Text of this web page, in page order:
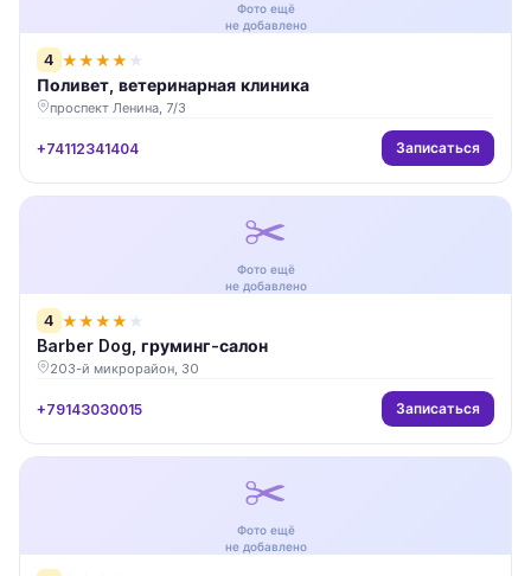
Фото ещё
не добавлено
4 ★★★★ ★
Поливет, ветеринарная клиника
проспект Ленина, 7/3
+74112341404 Записаться
✂️
Фото ещё
не добавлено
4 ★★★★ ★
Barber Dog, груминг-салон
203-й микрорайон, 30
+79143030015 Записаться
✂️
Фото ещё
не добавлено